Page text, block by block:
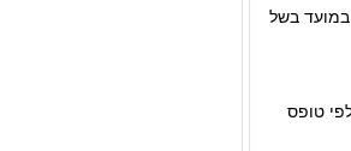
בשל
2(ד), ימציא לו הודעה לפי טופס